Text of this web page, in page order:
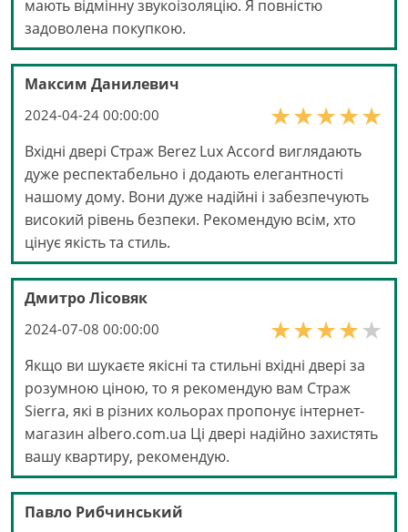
мають відмінну звукоізоляцію. Я повністю
задоволена покупкою.
Максим Данилевич
2024-04-24 00:00:00
Вхідні двері Страж Berez Lux Accord виглядають
дуже респектабельно і додають елегантності
нашому дому. Вони дуже надійні і забезпечують
високий рівень безпеки. Рекомендую всім, хто
цінує якість та стиль.
Дмитро Лісовяк
2024-07-08 00:00:00
Якщо ви шукаєте якісні та стильні вхідні двері за
розумною ціною, то я рекомендую вам Страж
Sierra, які в різних кольорах пропонує інтернет-
магазин albero.com.ua Ці двері надійно захистять
вашу квартиру, рекомендую.
Павло Рибчинський